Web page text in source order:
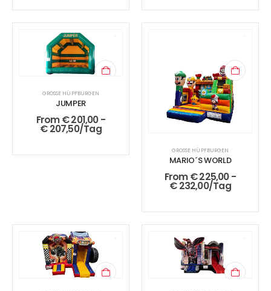
GROSSE HÜPFBURGEN
JUMPER
From€201,00-
€207,50/Tag
GROSSE HÜPFBURGEN
MARIO´S WORLD
From€225,00-
€232,00/Tag